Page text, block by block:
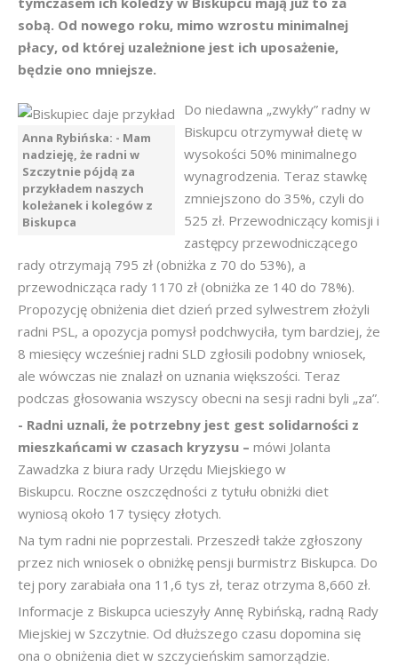
sobą. Od nowego roku, mimo wzrostu minimalnej
płacy, od której uzależnione jest ich uposażenie,
będzie ono mniejsze.
Anna Rybińska: - Mam
nadzieję, że radni w
Szczytnie pójdą za
przykładem naszych
koleżanek i kolegów z
Biskupca
Do niedawna „zwykły” radny w
Biskupcu otrzymywał dietę w
wysokości 50% minimalnego
wynagrodzenia. Teraz stawkę
zmniejszono do 35%, czyli do
525 zł. Przewodniczący komisji i
zastępcy przewodniczącego
rady otrzymają 795 zł (obniżka z 70 do 53%), a
przewodnicząca rady 1170 zł (obniżka ze 140 do 78%).
Propozycję obniżenia diet dzień przed sylwestrem złożyli
radni PSL, a opozycja pomysł podchwyciła, tym bardziej, że
8 miesięcy wcześniej radni SLD zgłosili podobny wniosek,
ale wówczas nie znalazł on uznania większości. Teraz
podczas głosowania wszyscy obecni na sesji radni byli „za”.
- Radni uznali, że potrzebny jest gest solidarności z
mieszkańcami w czasach kryzysu – mówi Jolanta
Zawadzka z biura rady Urzędu Miejskiego w
Biskupcu. Roczne oszczędności z tytułu obniżki diet
wyniosą około 17 tysięcy złotych.
Na tym radni nie poprzestali. Przeszedł także zgłoszony
przez nich wniosek o obniżkę pensji burmistrz Biskupca. Do
tej pory zarabiała ona 11,6 tys zł, teraz otrzyma 8,660 zł.
Informacje z Biskupca ucieszyły Annę Rybińską, radną Rady
Miejskiej w Szczytnie. Od dłuższego czasu dopomina się
ona o obniżenia diet w szczycieńskim samorządzie.